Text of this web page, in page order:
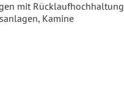
mit Rücklaufhochhaltung
Kamine